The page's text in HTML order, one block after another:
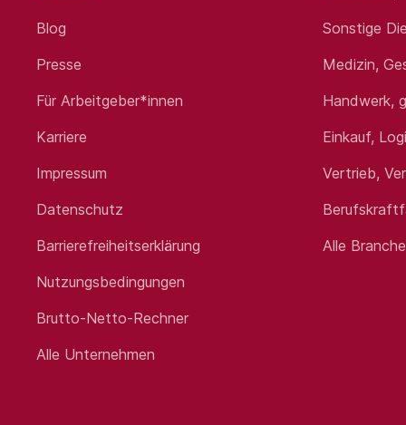
Blog
Presse
Für Arbeitgeber*innen
Karriere
Impressum
Datenschutz
Barrierefreiheitserklärung
Nutzungsbedingungen
Brutto-Netto-Rechner
Alle Unternehmen
Sonstige
Medizin,
Handwerk,
Einkauf,
Vertrieb,
Alle